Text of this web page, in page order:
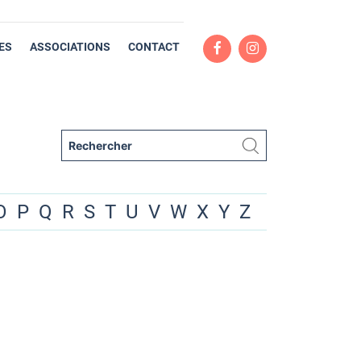
ASSOCIATIONS CONTACT
P Q R S T U V W X Y Z